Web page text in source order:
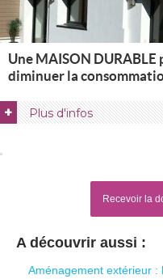
Une MAISON
diminuer la
+ Plus d'infos
Recevoir la
A découvrir aussi :
Aménagement extérieur :